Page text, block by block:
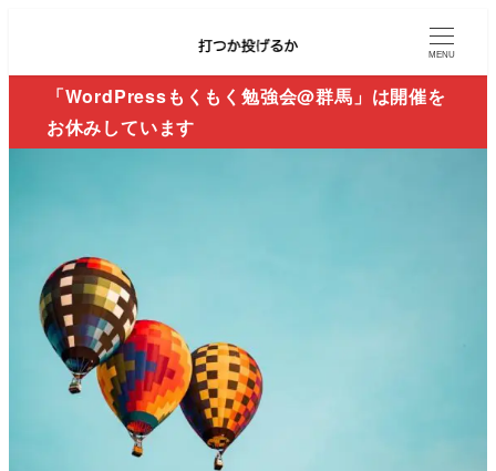
MENU
「WordPressもくもく勉強会@群馬」は開催を
お休みしています